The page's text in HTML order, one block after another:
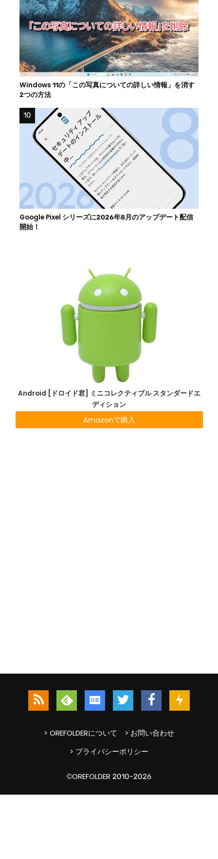
Windows 11の「この写真についての詳しい情報」を消す
2つの方法
Google Pixel シリーズに2026年8月のアップデート配信
開始！
Android [ドロイド君] ミニコレクティブル スタンダードエ
ディション
Amazonで購入
> OREFOLDERについて
> お問い合わせ
> プライバシーポリシー
©OREFOLDER 2010-2026